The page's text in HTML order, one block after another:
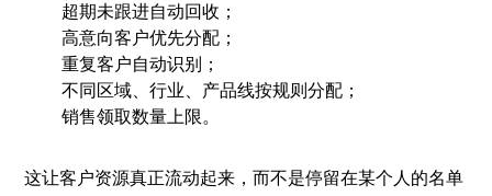
超期未跟进自动回收；
高意向客户优先分配；
重复客户自动识别；
不同区域、行业、产品线按规则分配；
销售领取数量上限。
这让客户资源真正流动起来，而不是停留在某个人的名单